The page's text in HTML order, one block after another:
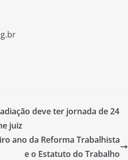
deve ter jornada de 24
juiz
ano da Reforma Trabalhista
e o Estatuto do Trabalho